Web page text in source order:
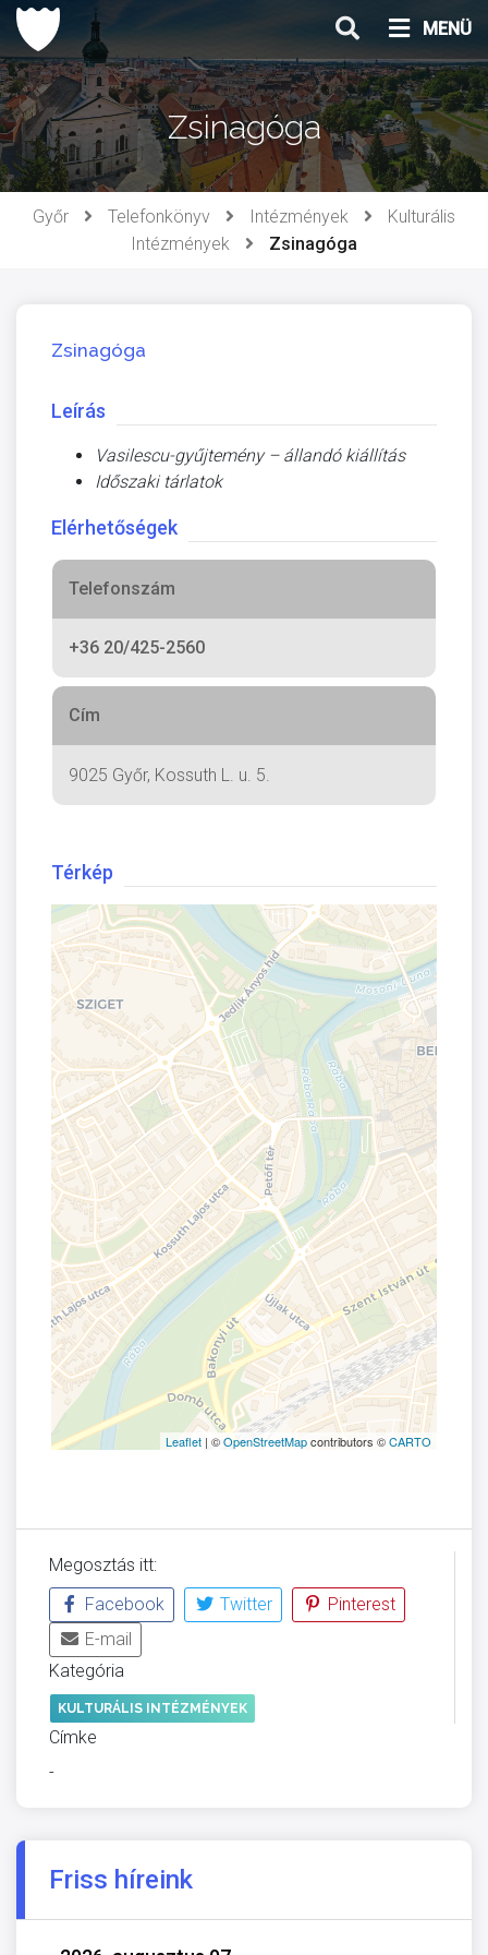
Ugrás
tartalomhoz
MENÜ
Zsinagóga
Győr Telefonkönyv Intézmények
Kulturális
Intézmények
Zsinagóga
Zsinagóga
Leírás
Vasilescu-gyűjtemény – állandó kiállítás
Időszaki tárlatok
Elérhetőségek
Telefonszám
+36 20/425-2560
Cím
9025 Győr, Kossuth L. u. 5.
Térkép
Leaflet | ©OpenStreetMapcontributors ©CARTO
Megosztás itt:
Facebook
Twitter
Pinterest
E-mail
Kategória
KULTURÁLIS INTÉZMÉNYEK
Címke
-
Friss híreink